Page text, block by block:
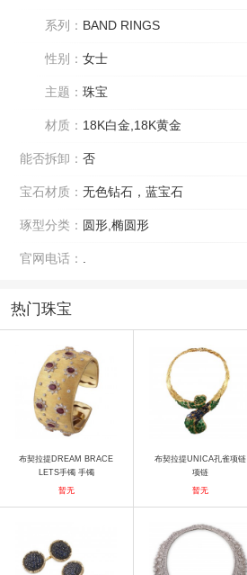
系列： BAND RINGS
性别： 女士
主题： 珠宝
材质： 18K白金,18K黄金
能否拆卸： 否
宝石材质： 无色钻石，蓝宝石
琢型分类： 圆形,椭圆形
官网电话：
热门珠宝
布契拉提DREAM BRACE
LETS手镯 手镯
暂无
布契拉提UNICA孔雀项链
项链
暂无